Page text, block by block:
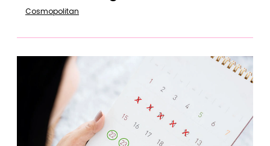
Cosmopolitan